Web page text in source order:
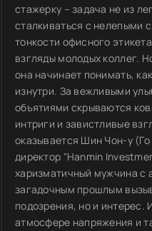
стажерку – задача не из
сталкиваться с нелепыми
тонкости офисного
взгляды молодых коллег.
она начинает понимать,
изнутри. За вежливыми
объятиями скрываются
интриги и завистливые
оказывается Шин Чон-у
директор "Hanmin
харизматичный мужчина с
загадочным прошлым
подозрения, но и интерес.
атмосфере напряжения и